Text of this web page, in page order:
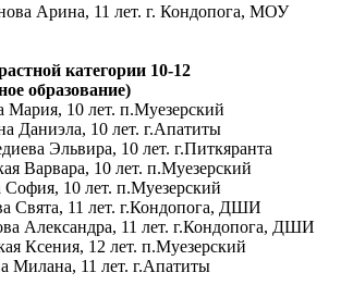
Арина, 11 лет. г. Кондопога, МОУ
категории 10-12
образование)
Мария, 10 лет. п.Муезерский
Даниэла, 10 лет. г.Апатиты
Эльвира, 10 лет. г.Питкяранта
Варвара, 10 лет. п.Муезерский
10 лет. п.Муезерский
Свята, 11 лет. г.Кондопога, ДШИ
Александра, 11 лет. г.Кондопога, ДШИ
Ксения, 12 лет. п.Муезерский
Милана, 11 лет. г.Апатиты